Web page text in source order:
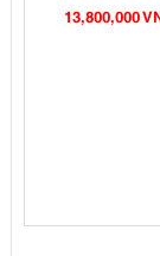
13,800,000